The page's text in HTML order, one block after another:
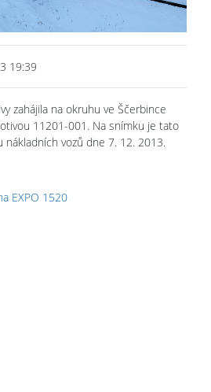
19:39
zahájila na okruhu ve Ščerbince
11201-001. Na snímku je tato
nákladních vozů dne 7. 12. 2013.
EXPO 1520